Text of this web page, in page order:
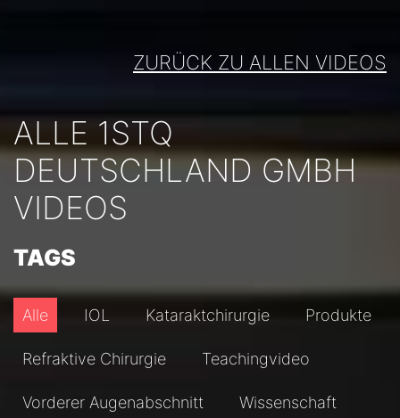
ZURÜCK ZU ALLEN VIDEOS
ALLE 1STQ
DEUTSCHLAND GMBH
VIDEOS
TAGS
Alle IOL Kataraktchirurgie Produkte
Refraktive Chirurgie Teachingvideo
Vorderer Augenabschnitt Wissenschaft